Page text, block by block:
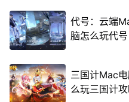
代号：云端
脑怎么玩代
三国计Mac
么玩三国计